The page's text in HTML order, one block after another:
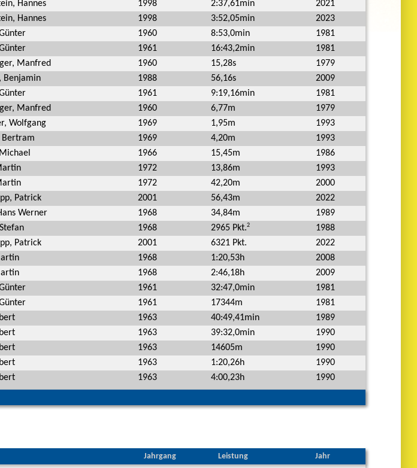
Hannes 1998 2:37,61min
2021
Hannes 1998 3:52,05min
2023
1960 8:53,0min
1981
1961 16:43,2min
1981
Manfred 1960 15,28s
1979
Benjamin 1988 56,16s
2009
1961 9:19,16min
1981
Manfred 1960 6,77m
1979
Wolfgang 1969 1,95m
1993
Bertram 1969 4,20m
1993
1966 15,45m
1986
1972 13,86m
1993
1972 42,20m
2000
Patrick 2001 56,43m
2022
Werner 1968 34,84m
1989
1968 2965 Pkt.2
1988
Patrick 2001 6321 Pkt.
2022
1968 1:20,53h
2008
1968 2:46,18h
2009
1961 32:47,0min
1981
1961 17344m
1981
1963 40:49,41min
1989
1963 39:32,0min
1990
1963 14605m
1990
1963 1:20,26h
1990
1963 4:00,23h 1990
Jahrgang Leistung Jahr